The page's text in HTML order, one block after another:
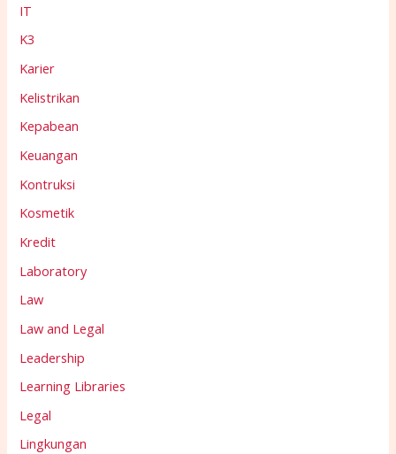
IT
K3
Karier
Kelistrikan
Kepabean
Keuangan
Kontruksi
Kosmetik
Kredit
Laboratory
Law
Law and Legal
Leadership
Learning Libraries
Legal
Lingkungan